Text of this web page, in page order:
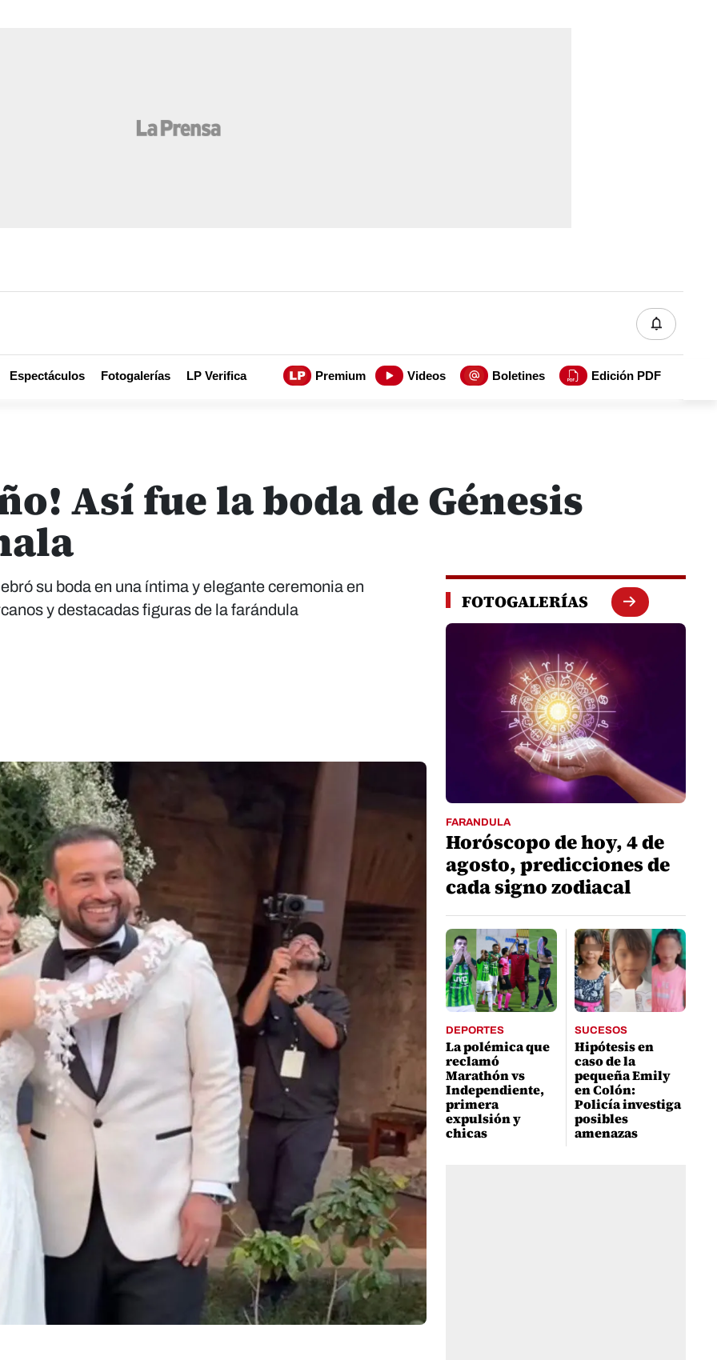
Espectáculos Fotogalerías LP Verifica Premium Videos Boletines Edición PDF
Así fue la boda de Génesis
su boda en una íntima y elegante ceremonia en
y destacadas figuras de la farándula
FOTOGALERÍAS
FARANDULA
Horóscopo de hoy, 4 de
agosto, predicciones de
cada signo zodiacal
DEPORTES
La polémica que
reclamó
Marathón vs
Independiente,
primera
expulsión y
chicas
SUCESOS
Hipótesis en
caso de la
pequeña Emily
en Colón:
Policía investiga
posibles
amenazas